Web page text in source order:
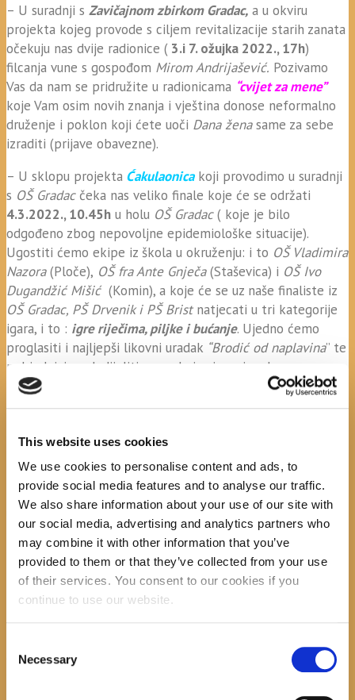
This website uses cookies
We use cookies to personalise content and ads, to
provide social media features and to analyse our traffic.
We also share information about your use of our site with
our social media, advertising and analytics partners who
may combine it with other information that you’ve
provided to them or that they’ve collected from your use
of their services. You consent to our cookies if you
continue to use our website.
Selection
Necessary
– U suradnji s Zavičajnom zbirkom Gradac, a u okviru
projekta kojeg provode s ciljem revitalizacije starih zanata
očekuju nas dvije radionice ( 3.i 7. ožujka 2022., 17h)
filcanja vune s gospođom Mirom Andrijašević. Pozivamo
Vas da nam se pridružite u radionicama “cvijet za mene”
koje Vam osim novih znanja i vještina donose neformalno
druženje i poklon koji ćete uoči Dana ženasame za sebe
izraditi (prijave obavezne).
– U sklopu projekta Ćakulaonicakoji provodimo u suradnji
s OŠ Gradacčeka nas veliko finale koje će se održati
4.3.2022., 10.45h u holu OŠ Gradac( koje je bilo
odgođeno zbog nepovoljne epidemiološke situacije).
Ugostiti ćemo ekipe iz škola u okruženju: i to OŠ Vladimira
Nazora(Ploče), OŠ fra Ante Gnječa(Staševica) i OŠ Ivo
Dugandžić Mišić(Komin), a koje će se uz naše finaliste iz
OŠ Gradac, PŠ Drvenik i PŠ Bristnatjecati u tri kategorije
igara, i to : igre riječima, piljke i bućanje. Ujedno ćemo
proglasiti i najljepši likovni uradak “Brodić od naplavina” te
pobjednicima dodijeliti nagrade i priznanja od sponzora
koji su ove godine financijski podržali projekt, i toTZ
GradaciCentar za izvrsnost SD županijena čemu im
pjesnikeDraženu Radonić i Milka Peku te Vas pozivamo da
nam se pridružite uz lipu dalmatinsku rič i tako nastavimo
u tonu zavičajnosti i tradicije s okusima, mirisima i mislima.
24.3.2022., 17hčeka nas predstavljanje knjige
Tradicijska kuhinja Makarskog primorja, autoriceVedrane
Vela Puharićkoja će nam održati i radionicu pripreme
Kumpeta ili Mantale i to vani u amfiteatru u dvorištu
Dječjeg vrtića Gradac.
Ako želite saznati nešto više o tradicionalnim receptima,
običajima, ljudima, prisjetiti se, kušati ili samo slušati kako